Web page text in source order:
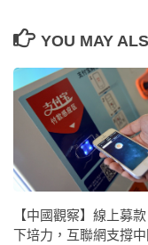
YOU MAY
【中國觀察】線上募
下培力，互聯網支撐